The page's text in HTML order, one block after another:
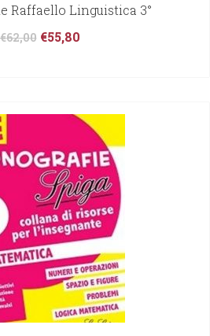
Raffaello Linguistica 3°
€62,00 €55,80